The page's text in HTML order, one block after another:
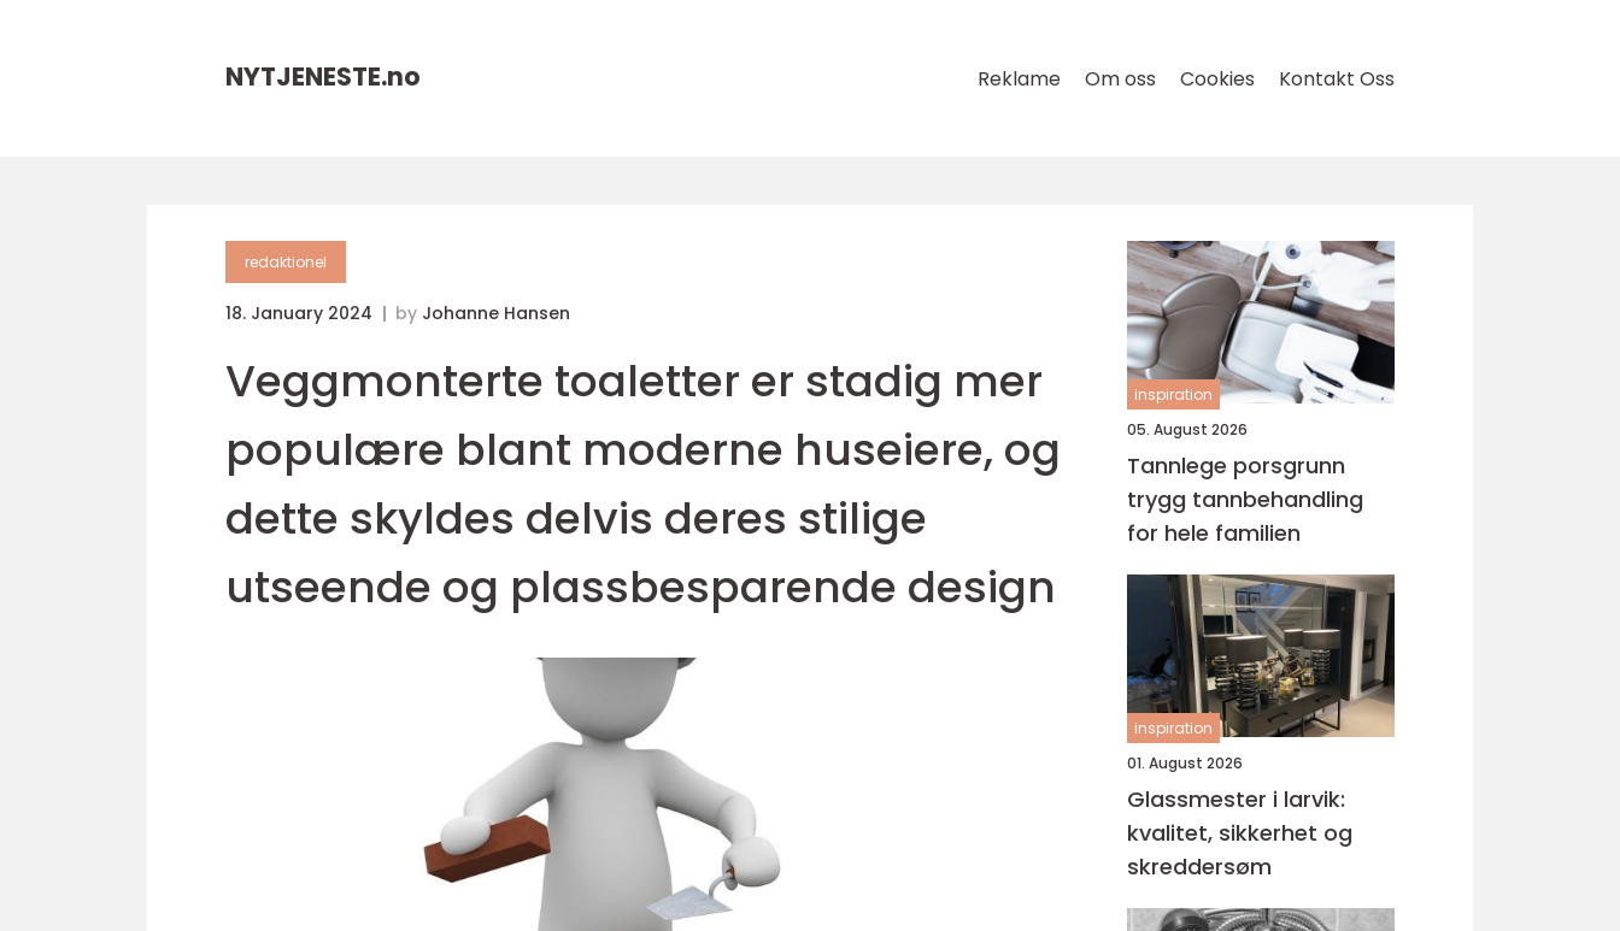
NYTJENESTE.no Reklame Om oss Cookies Kontakt Oss
redaktionel
18. January 2024 by Johanne Hansen
Veggmonterte toaletter er stadig mer
populære blant moderne huseiere, og
dette skyldes delvis deres stilige
utseende og plassbesparende design
inspiration
05. August 2026
Tannlege porsgrunn
trygg tannbehandling
for hele familien
inspiration
01. August 2026
Glassmester i larvik:
kvalitet, sikkerhet og
skreddersøm